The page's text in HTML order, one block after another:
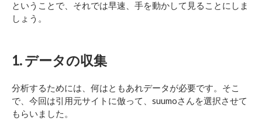
ということで、それでは早速、手を動かして見ることにしま
しょう。
1. データの収集
分析するためには、何はともあれデータが必要です。そこ
で、今回は引用元サイトに倣って、suumoさんを選択させて
もらいました。